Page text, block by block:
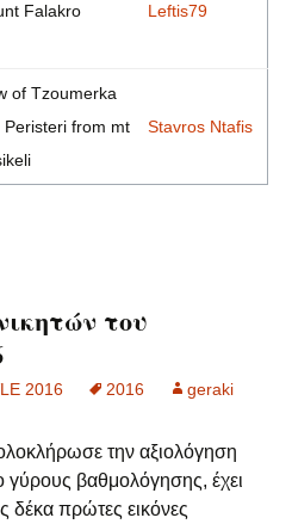
Falakro Leftis79
of Tzoumerka
Peristeri from mt
Stavros Ntafis
του
2016 2016 geraki
την αξιολόγηση
βαθμολόγησης, έχει
δέκα πρώτες εικόνες